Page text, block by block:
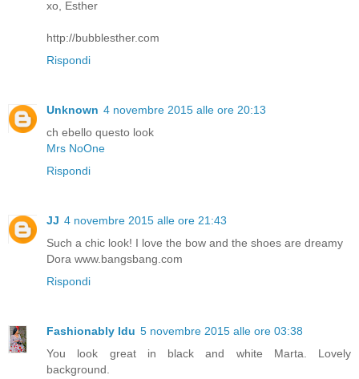
xo, Esther
http://bubblesther.com
Rispondi
Unknown 4 novembre 2015 alle ore 20:13
ch ebello questo look
Mrs NoOne
Rispondi
JJ 4 novembre 2015 alle ore 21:43
Such a chic look! I love the bow and the shoes are dreamy
Dora www.bangsbang.com
Rispondi
Fashionably Idu 5 novembre 2015 alle ore 03:38
You look great in black and white Marta. Lovely
background.